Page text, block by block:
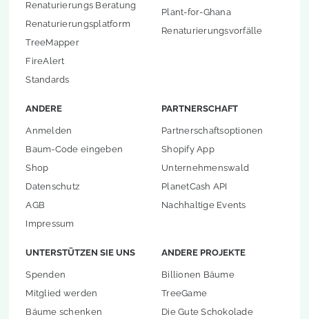
Renaturierungs Beratung
Renaturierungsplatform
TreeMapper
FireAlert
Standards
Plant-for-Ghana
Renaturierungsvorfälle
ANDERE
Anmelden
Baum-Code eingeben
Shop
Datenschutz
AGB
Impressum
PARTNERSCHAFT
Partnerschaftsoptionen
Shopify App
Unternehmenswald
PlanetCash API
Nachhaltige Events
UNTERSTÜTZEN SIE UNS
Spenden
Mitglied werden
Bäume schenken
ANDERE PROJEKTE
Billionen Bäume
TreeGame
Die Gute Schokolade